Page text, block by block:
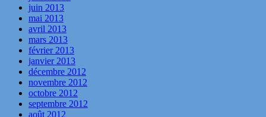
juin 2013
mai 2013
avril 2013
mars 2013
février 2013
janvier 2013
décembre 2012
novembre 2012
octobre 2012
septembre 2012
août 2012